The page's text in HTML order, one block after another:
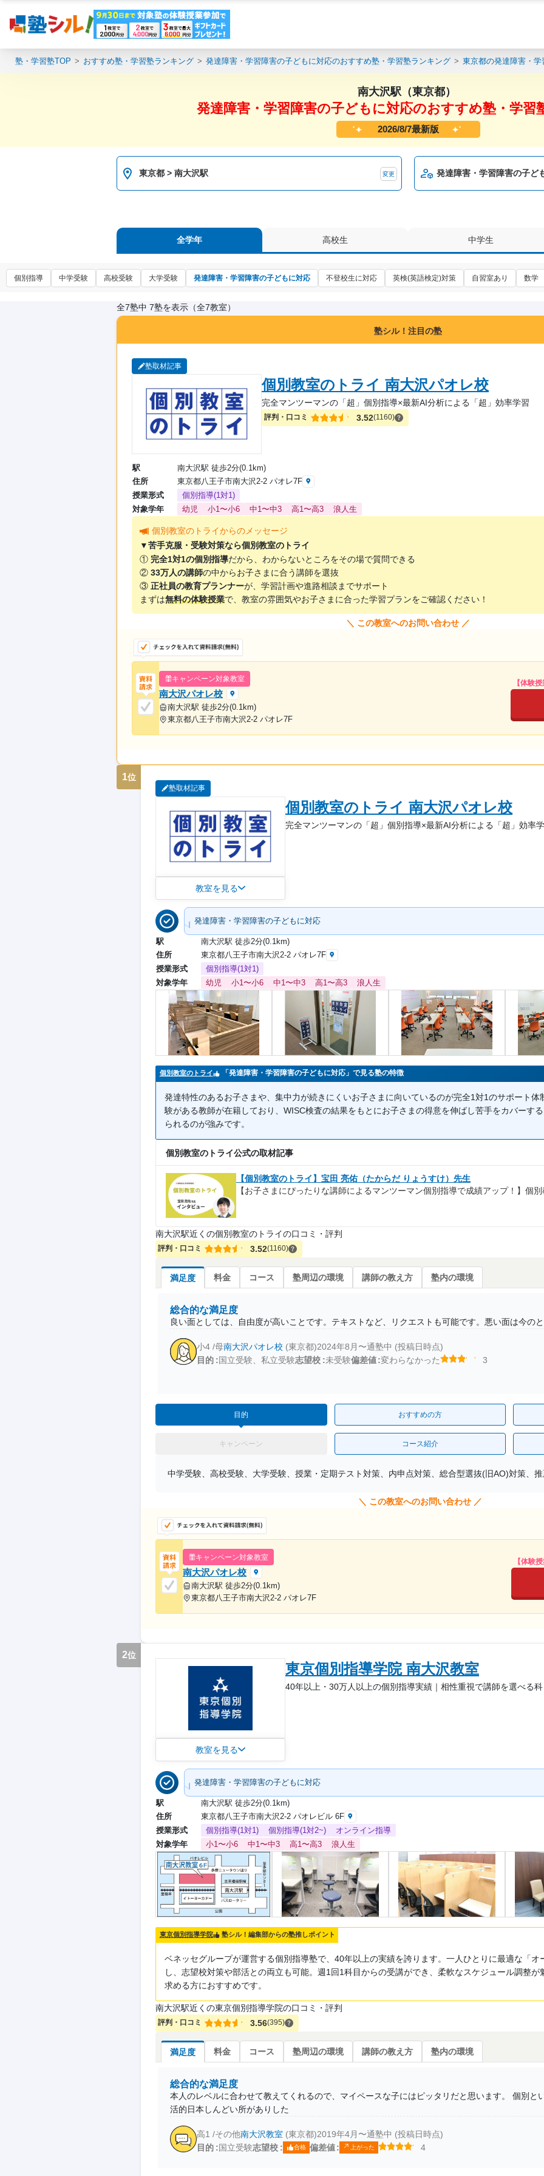
塾・学習塾TOP おすすめ塾・学習塾ランキング 発達障害・学習障害の子どもに対応のおすすめ塾・学習塾ランキング 東京都の発達障害・
南大沢駅（東京都）
発達障害・学習障害の子どもに対応のおすすめ塾・学習
2026/8/7最新版
東京都 > 南大沢駅 変更 発達障害・学習障害の子ど
全学年 高校生 中学生
個別指導 中学受験 高校受験 大学受験 発達障害・学習障害の子どもに対応 不登校生に対応 英検(英語検定)対策 自習室あり 数学
全7塾中 7塾を表示（全7教室）
塾シル！注目の塾
塾取材記事
個別教室のトライ 南大沢パオレ校
完全マンツーマンの「超」個別指導×最新AI分析による「超」効率学習
評判・口コミ 3.52(1160)
駅
南大沢駅 徒歩2分(0.1km)
住所
東京都八王子市南大沢2-2 パオレ7F
授業形式
個別指導(1対1)
対象学年
幼児 小1〜小6 中1〜中3 高1〜高3 浪人生
個別教室のトライからのメッセージ
▼苦手克服・受験対策なら個別教室のトライ
① 完全1対1の個別指導だから、わからないところをその場で質問できる
② 33万人の講師の中からお子さまに合う講師を選抜
③ 正社員の教育プランナーが、学習計画や進路相談までサポート
まずは無料の体験授業で、教室の雰囲気やお子さまに合った学習プランをご確認ください！
＼ この教室へのお問い合わせ ／
キャンペーン対象教室
南大沢パオレ校
南大沢駅 徒歩2分(0.1km)
東京都八王子市南大沢2-2 パオレ7F
【体験
1位
塾取材記事
教室を見る
個別教室のトライ 南大沢パオレ校
完全マンツーマンの「超」個別指導×最新AI分析による「超」効率
発達障害・学習障害の子どもに対応
駅
南大沢駅 徒歩2分(0.1km)
住所
東京都八王子市南大沢2-2 パオレ7F
授業形式
個別指導(1対1)
対象学年
幼児 小1〜小6 中1〜中3 高1〜高3 浪人生
個別教室のトライ 「発達障害・学習障害の子どもに対応」で見る塾の特徴
発達特性のあるお子さまや、集中力が続きにくいお子さまに向いているのが完全1対1のサポート
験がある教師が在籍しており、WISC検査の結果をもとにお子さまの得意を伸ばし苦手をカバーす
られるのが強みです。
個別教室のトライ公式の取材記事
【個別教室のトライ】宝田 亮佑（たからだ りょうすけ）先生
【お子さまにぴったりな講師によるマンツーマン個別指導で成績アップ！】個
南大沢駅近くの個別教室のトライの口コミ・評判
評判・口コミ 3.52(1160)
満足度 料金 コース 塾周辺の環境 講師の教え方 塾内の環境
総合的な満足度
良い面としては、自由度が高いことです。テキストなど、リクエストも可能です。悪い面は今の
小4 /母南大沢パオレ校 (東京都)2024年8月〜通塾中 (投稿日時点)
目的 国立受験、私立受験志望校 未受験偏差値 変わらなかった 3
目的 おすすめの方
キャンペーン コース紹介
中学受験、高校受験、大学受験、授業・定期テスト対策、内申点対策、総合型選抜(旧AO)対策、
＼ この教室へのお問い合わせ ／
キャンペーン対象教室
南大沢パオレ校
南大沢駅 徒歩2分(0.1km)
東京都八王子市南大沢2-2 パオレ7F
【体験
2位
教室を見る
東京個別指導学院 南大沢教室
40年以上・30万人以上の個別指導実績｜相性重視で講師を選べる
発達障害・学習障害の子どもに対応
駅
南大沢駅 徒歩2分(0.1km)
住所
東京都八王子市南大沢2-2 パオレビル 6F
授業形式
個別指導(1対1) 個別指導(1対2~)
オンライン指導
対象学年
小1〜小6 中1〜中3 高1〜高3 浪人生
東京個別指導学院 塾シル！編集部からの塾推しポイント
ベネッセグループが運営する個別指導塾で、40年以上の実績を誇ります。一人ひとりに最適な「
し、志望校対策や部活との両立も可能。週1回1科目からの受講ができ、柔軟なスケジュール調整
求める方におすすめです。
南大沢駅近くの東京個別指導学院の口コミ・評判
評判・口コミ 3.56(395)
満足度 料金 コース 塾周辺の環境 講師の教え方 塾内の環境
総合的な満足度
本人のレベルに合わせて教えてくれるので、マイペースな子にはピッタリだと思います。 個別と
活的日本しんどい所がありした
高1 /その他南大沢教室 (東京都)2019年4月〜通塾中 (投稿日時点)
目的
国立受験志望校 合格 偏差値 上がった 4